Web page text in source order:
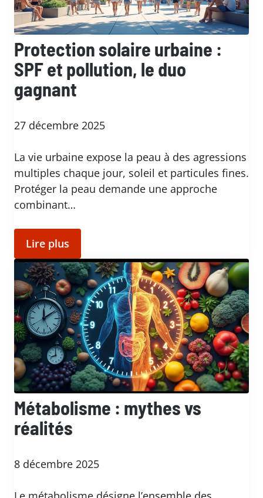
Protection solaire urbaine :
SPF et pollution, le duo
gagnant
27 décembre 2025
La vie urbaine expose la peau à des agressions
multiples chaque jour, soleil et particules fines.
Protéger la peau demande une approche
combinant…
Lire plus
Métabolisme : mythes vs
réalités
8 décembre 2025